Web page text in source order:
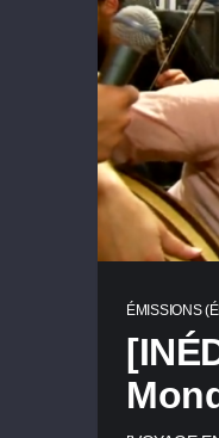
ÉMISSIONS